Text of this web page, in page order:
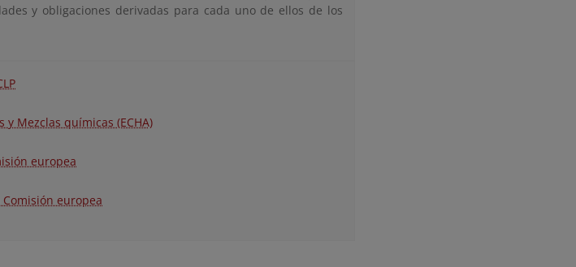
y obligaciones derivadas para cada uno de ellos de los
y Mezclas químicas (ECHA)
europea
europea